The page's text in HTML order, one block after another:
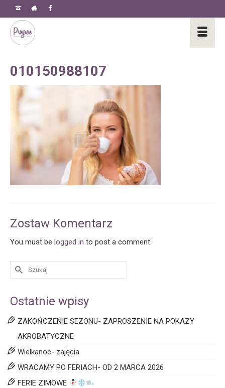
010150988107
Zostaw Komentarz
You must be logged in to post a comment.
Ostatnie wpisy
ZAKOŃCZENIE SEZONU- ZAPROSZENIE NA POKAZY
AKROBATYCZNE
Wielkanoc- zajęcia
WRACAMY PO FERIACH- OD 2 MARCA 2026
FERIE ZIMOWE